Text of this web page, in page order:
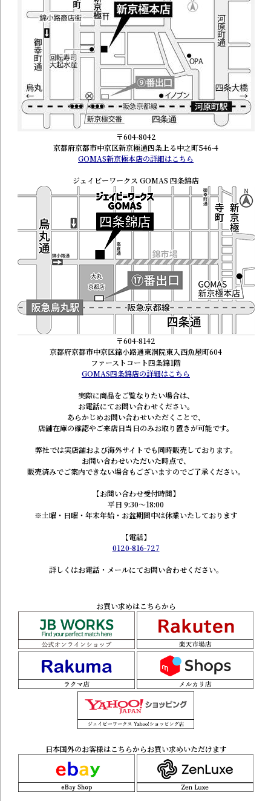
〒604-8042
京都府京都市中京区新京極通四条上る中之町546-4
GOMAS新京極本店の詳細はこちら
ジェイビーワークス GOMAS 四条錦店
〒604-8142
京都府京都市中京区錦小路通東洞院東入西魚屋町604
ファーストコート四条錦1階
GOMAS四条錦店の詳細はこちら
実際に商品をご覧なりたい場合は、
お電話にてお問い合わせください。
あらかじめお問い合わせいただくことで、
店舗在庫の確認やご来店日当日のみお取り置きが可能です。
弊社では実店舗および海外サイトでも同時販売しております。
お問い合わせいただいた時点で、
販売済みでご案内できない場合もございますのでご了承ください。
【お問い合わせ受付時間】
平日 9:30～18:00
※土曜・日曜・年末年始・お盆期間中は休業いたしております
【電話】
0120-816-727
詳しくはお電話・メールにてお問い合わせください。
お買い求めはこちらから
日本国外のお客様はこちらからお買い求めいただけます